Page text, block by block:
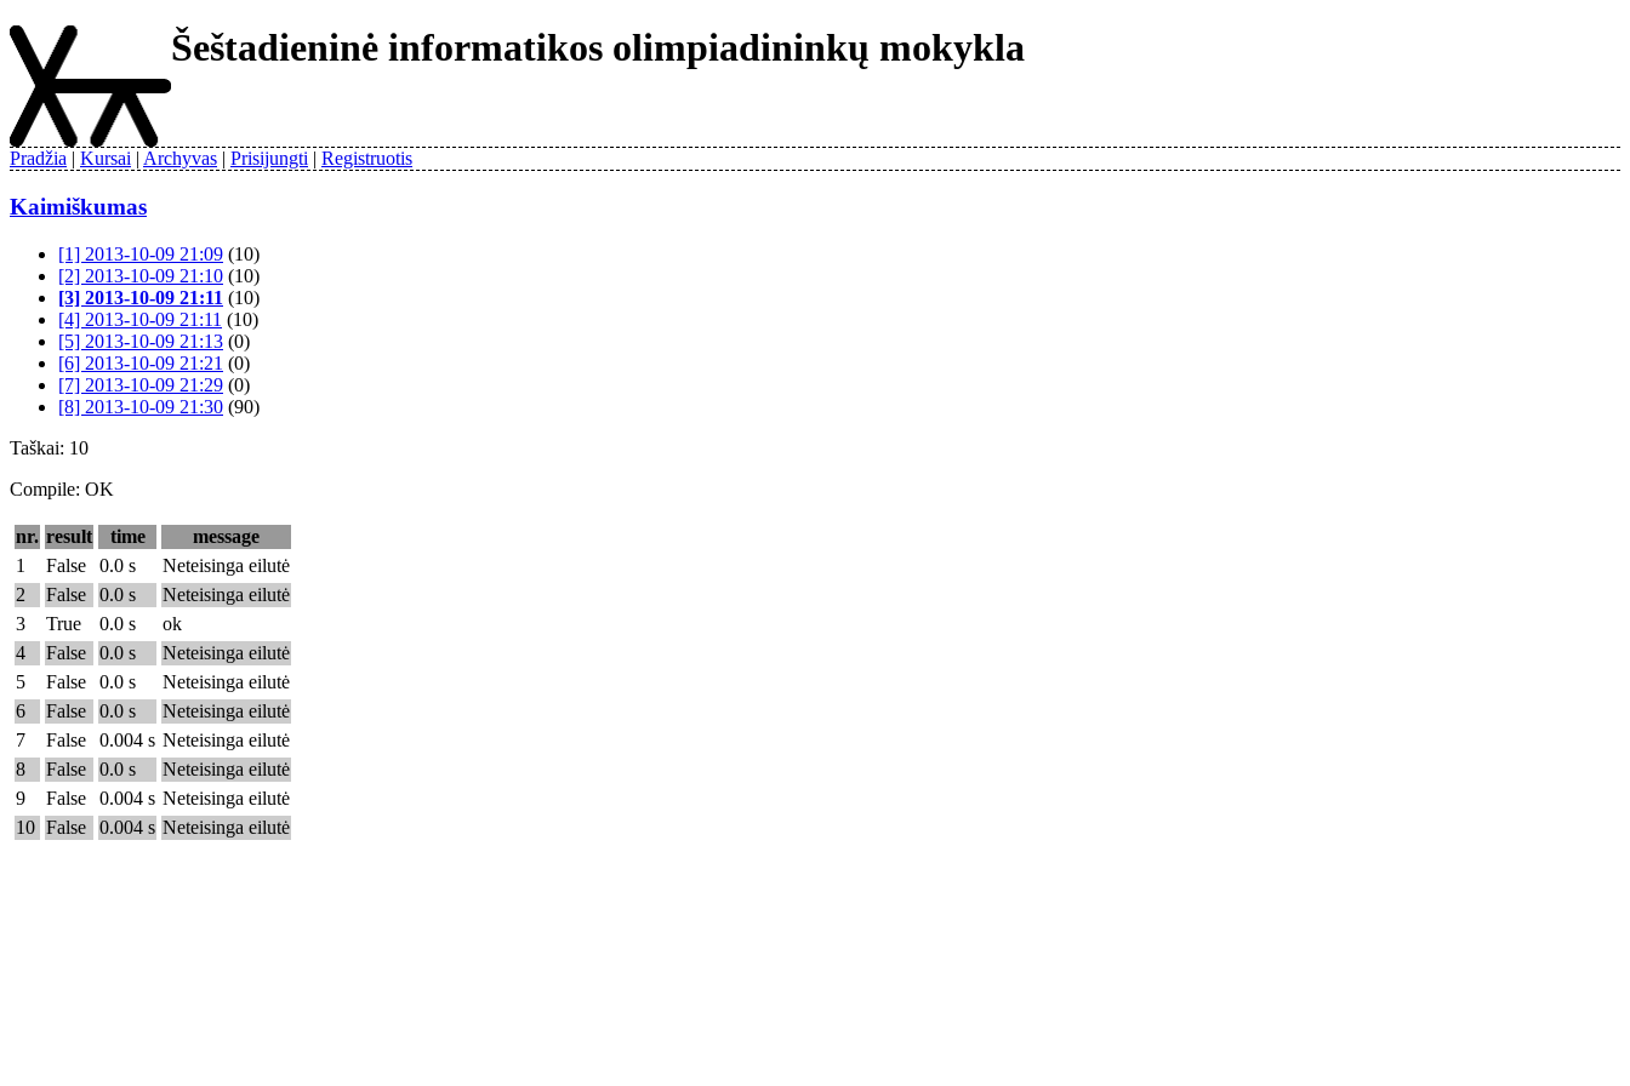
Šeštadieninė informatikos olimpiadininkų mokykla
Pradžia Kursai Archyvas Prisijungti Registruotis
Kaimiškumas
[1] 2013-10-09 21:09 (10)
[2] 2013-10-09 21:10 (10)
[3] 2013-10-09 21:11 (10)
[4] 2013-10-09 21:11 (10)
[5] 2013-10-09 21:13 (0)
[6] 2013-10-09 21:21 (0)
[7] 2013-10-09 21:29 (0)
[8] 2013-10-09 21:30 (90)
Taškai: 10
Compile: OK
nr. result time
message
1
False 0.0 s
Neteisinga eilutė
2
False 0.0 s
Neteisinga eilutė
3
True 0.0 s
ok
4
False 0.0 s
Neteisinga eilutė
5
False 0.0 s
Neteisinga eilutė
6
False 0.0 s
Neteisinga eilutė
7
False 0.004 s Neteisinga eilutė
8
False 0.0 s
Neteisinga eilutė
9
False 0.004 s Neteisinga eilutė
10 False 0.004 s Neteisinga eilutė